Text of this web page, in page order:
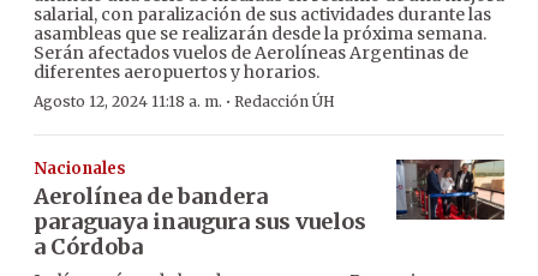
salarial, con paralización de sus actividades durante las
asambleas que se realizarán desde la próxima semana.
Serán afectados vuelos de Aerolíneas Argentinas de
diferentes aeropuertos y horarios.
Agosto 12, 2024 11:18 a. m. · Redacción ÚH
Nacionales
Aerolínea de bandera
paraguaya inaugura sus vuelos
a Córdoba